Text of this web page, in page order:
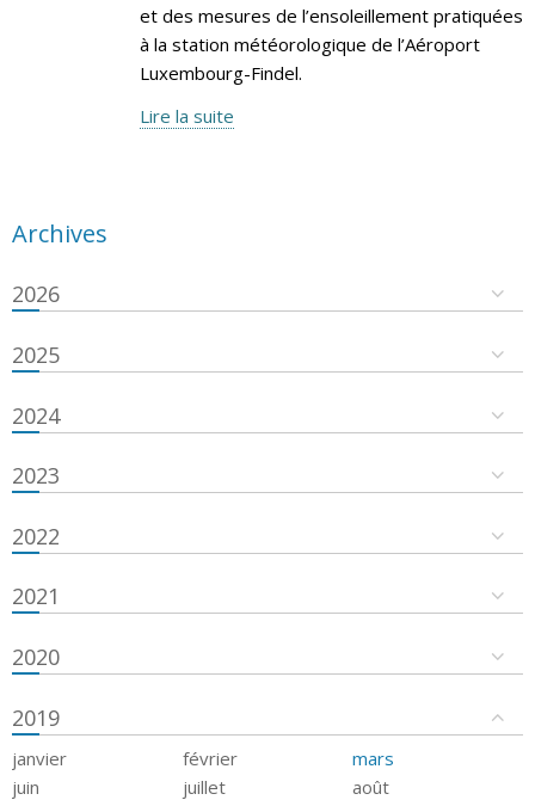
et des mesures de l’ensoleillement pratiquées
à la station météorologique de l’Aéroport
Luxembourg-Findel.
Lire la suite
Archives
2026
2025
2024
2023
2022
2021
2020
2019
janvier février
mars
juin
juillet
août